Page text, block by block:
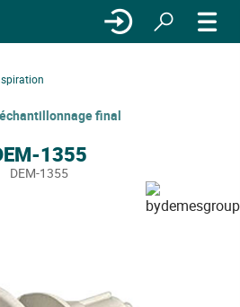
final
1355
DEM-1355